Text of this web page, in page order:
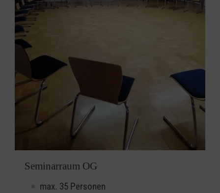
Seminarraum OG
max. 35 Personen